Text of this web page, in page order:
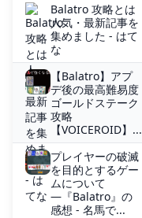
Balatro 攻略とは
人気・最新記事を
集めました - はて
な
【Balatro】アプ
デ後の最高難易度
ゴールドステーク
攻略
【VOICEROID】...
プレイヤーの破滅
を目的とするゲー
ムについて
―『Balatro』の
感想 - 名馬で...